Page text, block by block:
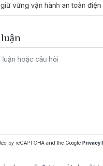
giữ vững vận hành an toàn điện
by reCAPTCHA and the Google Privacy